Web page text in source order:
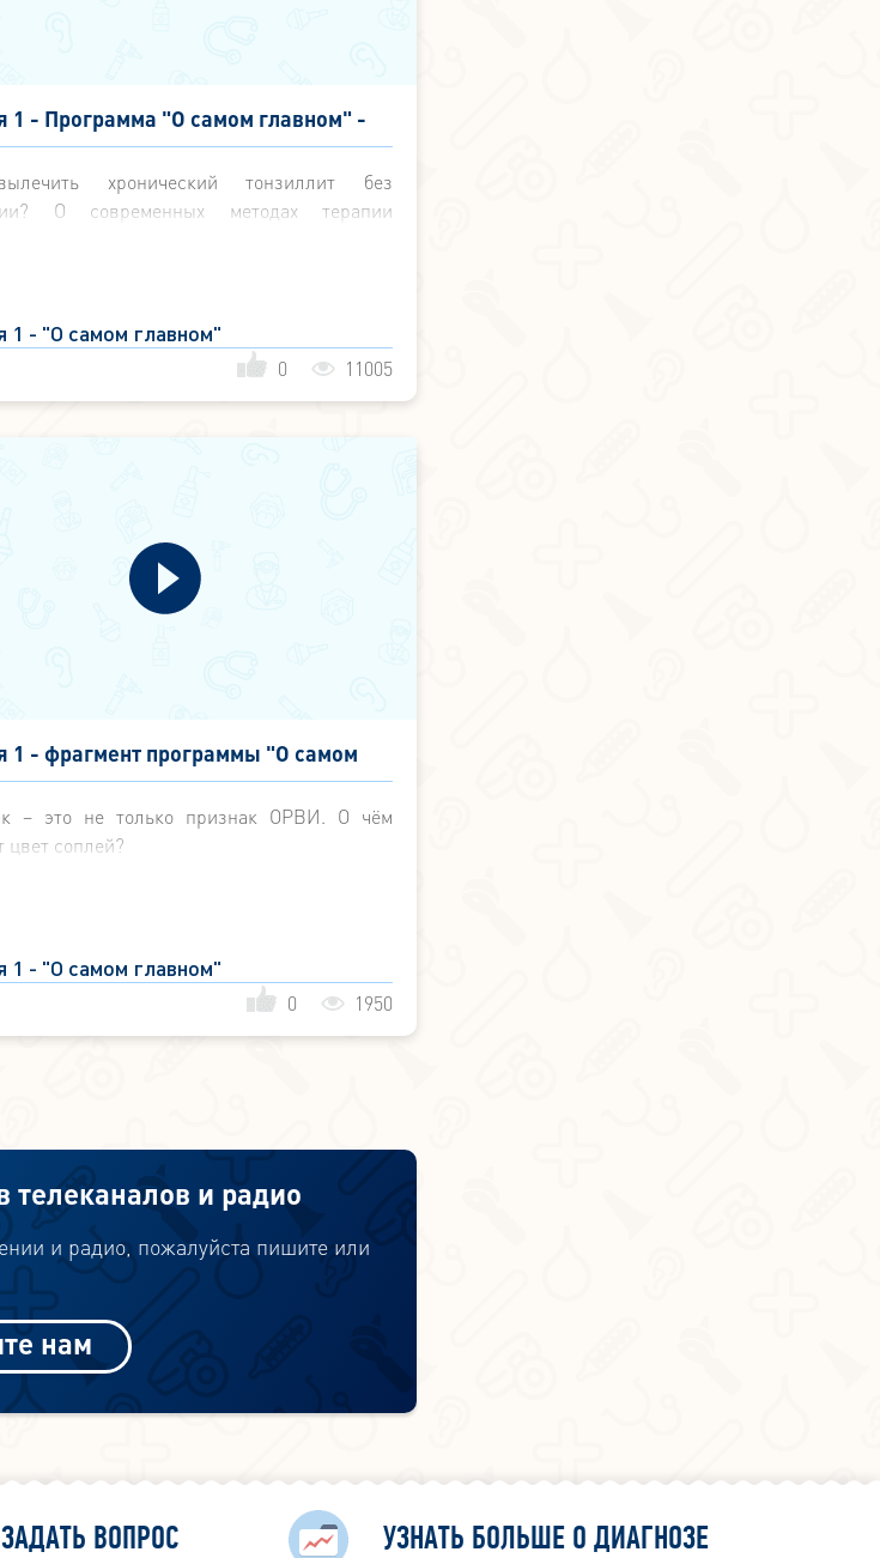
1 - Программа "О самом главном" -
тонзиллит - 28 октября 2015
хронический тонзиллит без
О современных методах терапии
рассказывает Владимир Зайцев.
1 - "О самом главном"
0 11005
1 - фрагмент программы "О самом
- Сопли - Россия 1 - 10 октября
– это не только признак ОРВИ. О чём
цвет соплей?
1 - "О самом главном"
0 1950
телеканалов и радио
и радио, пожалуйста пишите или
нам
ЗАДАТЬ ВОПРОС УЗНАТЬ БОЛЬШЕ О ДИАГНОЗЕ